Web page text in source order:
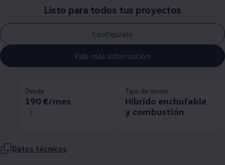
Listo para todos tus proyectos
Configúralo
Pide más información
Desde
190 €/mes
1
Tipo de motor
Híbrido enchufable
y combustión
Datos técnicos